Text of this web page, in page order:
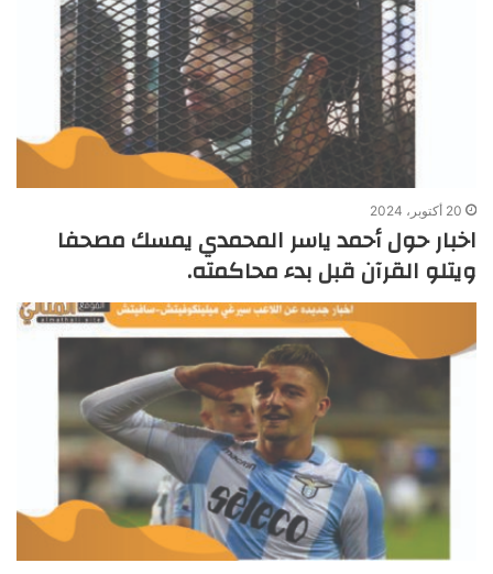
20 أكتوبر، 2024
اخبار حول أحمد ياسر المحمدي يمسك مصحفا
ويتلو القرآن قبل بدء محاكمته.